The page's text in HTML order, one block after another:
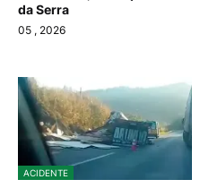
da Serra
05 , 2026
ACIDENTE